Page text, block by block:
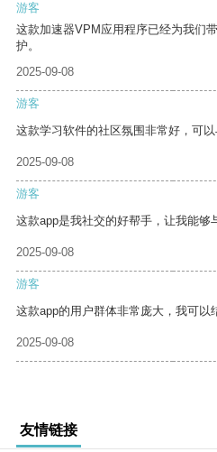
游客
这款加速器VPM应用程序已经为我们
护。
2025-09-08
游客
这款学习软件的社区氛围非常好，可以
2025-09-08
游客
这款app是我社交的好帮手，让我能够
2025-09-08
游客
这款app的用户群体非常庞大，我可以
2025-09-08
友情链接